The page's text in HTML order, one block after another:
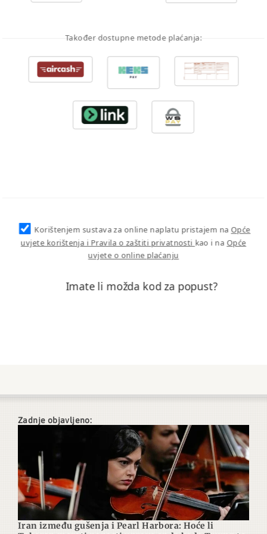
Također dostupne metode plaćanja:
Korištenjem sustava za online naplatu pristajem na Opće
uvjete korištenja i Pravila o zaštiti privatnosti kao i na Opće
uvjete o online plaćanju
Imate li možda kod za popust?
Zadnje objavljeno:
Iran između gušenja i Pearl Harbora: Hoće li